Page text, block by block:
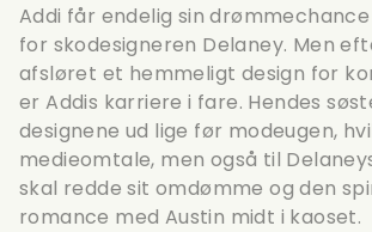
Addi får endelig sin
for skodesigneren Delaney. Men
afsløret et hemmeligt design for
er Addis karriere i fare. Hendes
designene ud lige før modeugen,
medieomtale, men også til
skal redde sit omdømme og den
romance med Austin midt i kaoset.